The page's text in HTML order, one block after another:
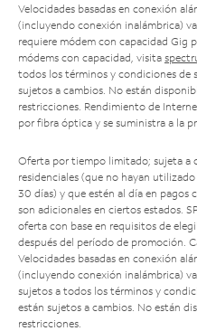
Velocidades basadas en conexión
(incluyendo conexión inalámbrica)
requiere módem con capacidad Gig
módems con capacidad, visita
todos los términos y condiciones de
sujetos a cambios. No están
restricciones. Rendimiento de
por fibra óptica y se suministra a la
Oferta por tiempo limitado; sujeta a
residenciales (que no hayan
30 días) y que estén al día en pagos
son adicionales en ciertos estados.
oferta con base en requisitos de
después del período de promoción.
Velocidades basadas en conexión
(incluyendo conexión inalámbrica)
sujetos a todos los términos y
están sujetos a cambios. No están
restricciones.